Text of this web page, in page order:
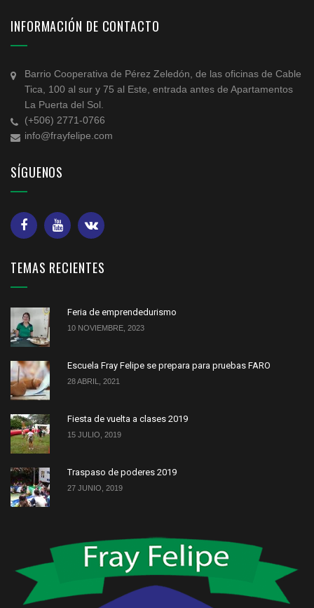
INFORMACIÓN DE CONTACTO
Barrio Cooperativa de Pérez Zeledón, de las oficinas de Cable
Tica, 100 al sur y 75 al Este, entrada antes de Apartamentos
La Puerta del Sol.
(+506) 2771-0766
info@frayfelipe.com
SÍGUENOS
TEMAS RECIENTES
Feria de emprendedurismo
10 NOVIEMBRE, 2023
Escuela Fray Felipe se prepara para pruebas FARO
28 ABRIL, 2021
Fiesta de vuelta a clases 2019
15 JULIO, 2019
Traspaso de poderes 2019
27 JUNIO, 2019